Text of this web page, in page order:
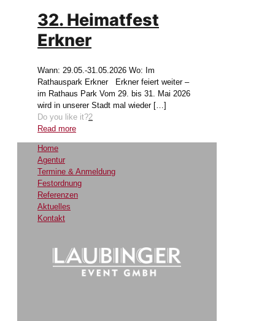
32. Heimatfest
Erkner
Wann: 29.05.-31.05.2026 Wo: Im
Rathauspark Erkner Erkner feiert weiter –
im Rathaus Park Vom 29. bis 31. Mai 2026
wird in unserer Stadt mal wieder[…]
Do you like it?2
Read more
Home
Agentur
Termine & Anmeldung
Festordnung
Referenzen
Aktuelles
Kontakt